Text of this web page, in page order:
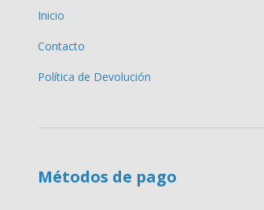
Inicio
Contacto
Política de Devolución
Métodos de pago